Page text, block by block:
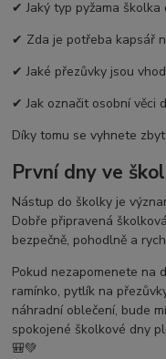
✔ Jaký typ pyžama školka
✔ Zda je potřeba kapsář
✔ Jaké přezůvky jsou
✔ Jak označit osobní věci
Díky tomu se vyhnete
První dny ve
Nástup do školky je
Dobře připravená
bezpečně, pohodlně a
Pokud nezapomenete na
ramínko, pytlík na
náhradní oblečení, bude
spokojené školkové dny
🎒💚